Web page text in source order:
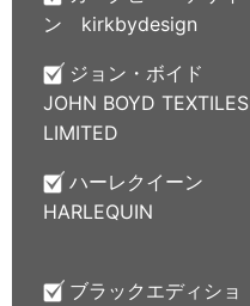
ン kirkbydesign
ジョン・ボイド
JOHN BOYD TEXTILES
LIMITED
ハーレクイーン
HARLEQUIN
ブラックエディショ